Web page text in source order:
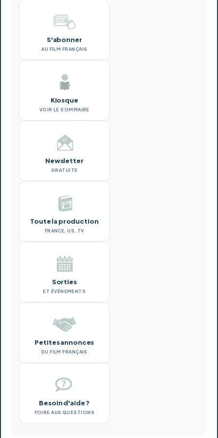
S'abonner
AU FILM FRANÇAIS
Kiosque
VOIR LE SOMMAIRE
Newsletter
GRATUITE
Toute la production
FRANCE, US, TV
Sorties
ET ÉVÉNEMENTS
Petites annonces
DU FILM FRANÇAIS
Besoin d'aide ?
FOIRE AUX QUESTIONS